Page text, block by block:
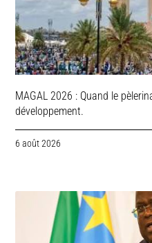
MAGAL 2026 : Quand le
développement.
6 août 2026